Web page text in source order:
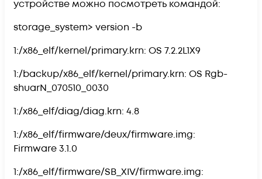
устройстве можно посмотреть командой:
storage_system> version -b
1:/x86_elf/kernel/primary.krn: OS 7.2.2L1X9
1:/backup/x86_elf/kernel/primary.krn: OS Rgb-
shuarN_070510_0030
1:/x86_elf/diag/diag.krn: 4.8
1:/x86_elf/firmware/deux/firmware.img:
Firmware 3.1.0
1:/x86_elf/firmware/SB_XIV/firmware.img: